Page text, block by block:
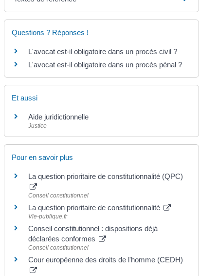
Questions ? Réponses !
L'avocat est-il obligatoire dans un procès civil ?
L'avocat est-il obligatoire dans un procès pénal ?
Et aussi
Aide juridictionnelle
Justice
Pour en savoir plus
La question prioritaire de constitutionnalité (QPC)
Conseil constitutionnel
La question prioritaire de constitutionnalité
Vie-publique.fr
Conseil constitutionnel : dispositions déjà
déclarées conformes
Conseil constitutionnel
Cour européenne des droits de l'homme (CEDH)